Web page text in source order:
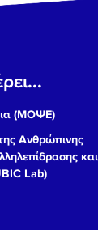
(ΜΟΨΕ)
Ανθρώπινης
και
Lab)